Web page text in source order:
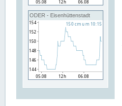
ODER - Eisenhüttenstadt